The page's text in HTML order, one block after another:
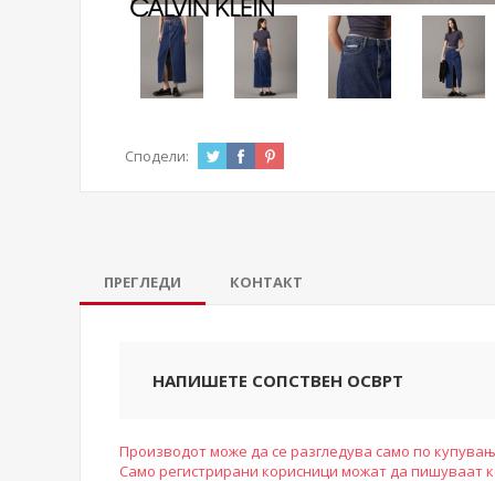
Сподели:
ПРЕГЛЕДИ КОНТАКТ
НАПИШЕТЕ СОПСТВЕН ОСВРТ
Производот може да се разгледува само по
Само регистрирани корисници можат да пишуваат